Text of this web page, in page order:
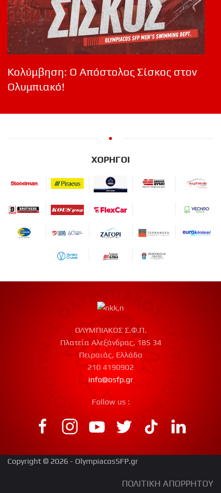
Κολύμβηση: Ο Απόστολος Σίσκος στον
Ολυμπιακό!
ΧΟΡΗΓΟΙ
ΟΛΥΜΠΙΑΚΟΣ Σ.Φ.Π.
Πλατεία Αλεξάνδρας, 185 34
Πειραιάς, Ελλάδα
210 4190902
info@osfp.gr
Follow us :
Copyright © 2026 - OlympiacosSFP.gr
ΠΟΛΙΤΙΚΗ ΑΠΟΡΡΗΤΟΥ